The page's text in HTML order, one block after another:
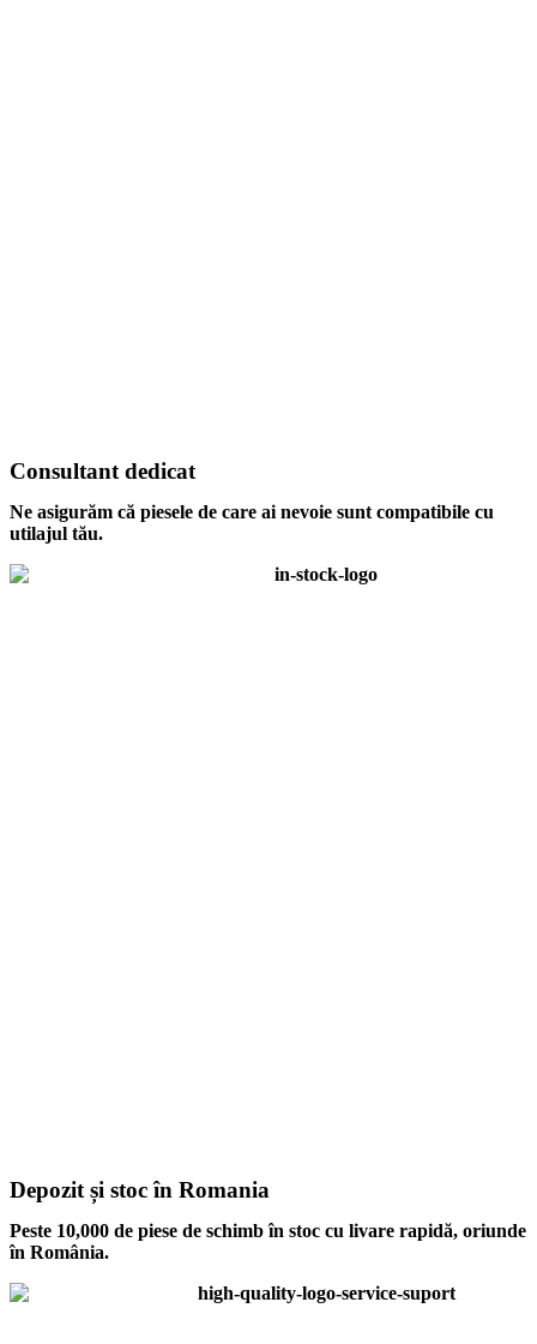
Consultant dedicat
Ne asigurăm că piesele de care ai nevoie sunt compatibile cu
utilajul tău.
Depozit și stoc în Romania
Peste 10,000 de piese de schimb în stoc cu livare rapidă, oriunde
în România.